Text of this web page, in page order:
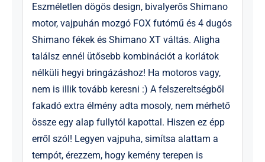
Eszméletlen dögös design, bivalyerős Shimano
motor, vajpuhán mozgó FOX futómű és 4 dugós
Shimano fékek és Shimano XT váltás. Aligha
találsz ennél ütősebb kombinációt a korlátok
nélküli hegyi bringázáshoz! Ha motoros vagy,
nem is illik tovább keresni :) A felszereltségből
fakadó extra élmény adta mosoly, nem mérhető
össze egy alap fullytól kapottal. Hiszen ez épp
erről szól! Legyen vajpuha, simítsa alattam a
tempót, érezzem, hogy kemény terepen is